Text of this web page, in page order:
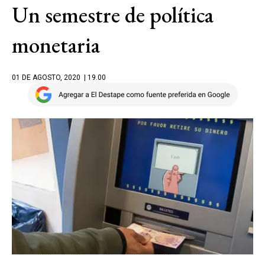
Un semestre de política
monetaria
01 DE AGOSTO, 2020 | 19.00